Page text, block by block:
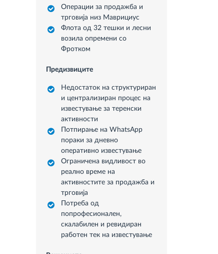
Операции за продажба и
трговија низ Маврициус
Флота од 32 тешки и лесни
возила опремени со
Фротком
Предизвиците
Недостаток на структуриран
и централизиран процес на
известување за теренски
активности
Потпирање на WhatsApp
пораки за дневно
оперативно известување
Ограничена видливост во
реално време на
активностите за продажба и
трговија
Потреба од
попрофесионален,
скалабилен и ревидиран
работен тек на известување